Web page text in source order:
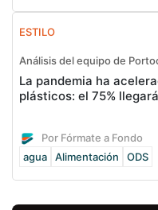
ESTILO
Análisis del equipo de
La pandemia ha
plásticos: el 75%
Por Fórmate a Fondo
agua
Alimentación ODS